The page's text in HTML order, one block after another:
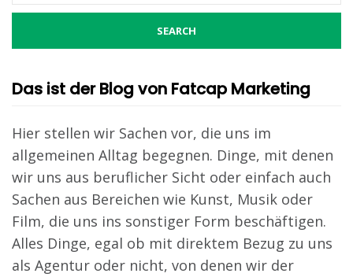
Das ist der Blog von Fatcap Marketing
Hier stellen wir Sachen vor, die uns im
allgemeinen Alltag begegnen. Dinge, mit denen
wir uns aus beruflicher Sicht oder einfach auch
Sachen aus Bereichen wie Kunst, Musik oder
Film, die uns ins sonstiger Form beschäftigen.
Alles Dinge, egal ob mit direktem Bezug zu uns
als Agentur oder nicht, von denen wir der